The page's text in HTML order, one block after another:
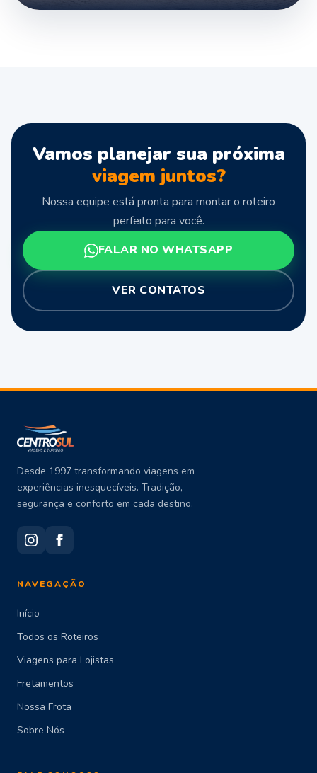
Vamos planejar sua próxima
viagem juntos?
Nossa equipe está pronta para montar o roteiro
perfeito para você.
FALAR NO WHATSAPP
VER CONTATOS
Desde 1997 transformando viagens em
experiências inesquecíveis. Tradição,
segurança e conforto em cada destino.
NAVEGAÇÃO
Início
Todos os Roteiros
Viagens para Lojistas
Fretamentos
Nossa Frota
Sobre Nós